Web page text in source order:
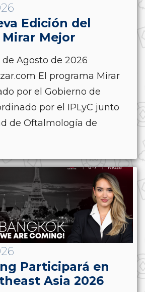
Edición del
Mejor
Agosto de 2026
El programa Mirar
por el Gobierno de
por el IPLyC junto
de Oftalmología de
Participará en
Asia 2026